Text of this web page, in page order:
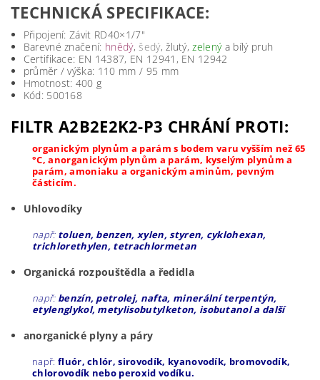
TECHNICKÁ SPECIFIKACE:
Připojení: Závit RD40×1/7"
Barevné značení: hnědý,šedý, žlutý,zelenýa bílý pruh
Certifikace: EN 14387, EN 12941, EN 12942
průměr / výška: 110 mm / 95 mm
Hmotnost: 400 g
Kód: 500168
FILTR A2B2E2K2-P3 CHRÁNÍ PROTI:
organickým plynům a parám s bodem varu vyšším než 65
°C, anorganickým plynům a parám, kyselým plynům a
parám, amoniaku a organickým aminům, pevným
částicím.
Uhlovodíky
např: toluen, benzen, xylen, styren, cyklohexan,
trichlorethylen, tetrachlormetan
Organická rozpouštědla a ředidla
např: benzín, petrolej, nafta, minerální terpentýn,
etylenglykol, metylisobutylketon, isobutanol a další
anorganické plyny a páry
např: fluór, chlór, sirovodík, kyanovodík, bromovodík,
chlorovodík nebo peroxid vodíku.